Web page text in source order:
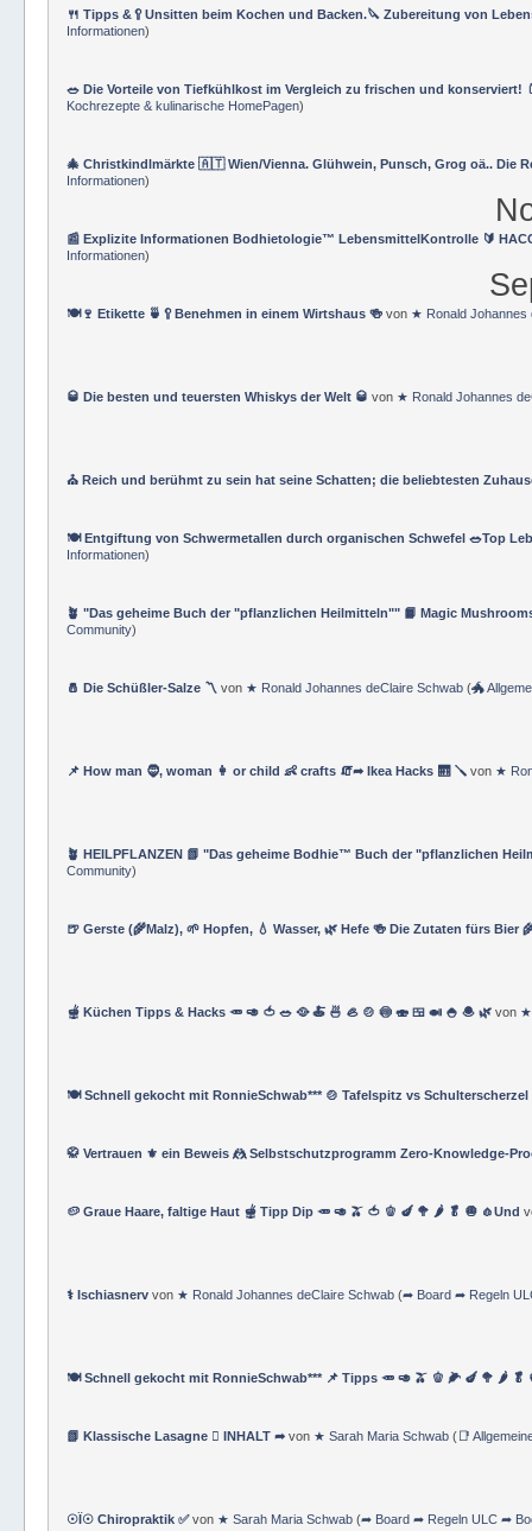
🍴 Tipps &🥄Unsitten beim Kochen und Backen.🔪 Zubereitung von
Informationen)
🥗 Die Vorteile von Tiefkühlkost im Vergleich zu frischen und konserviert!
Kochrezepte & kulinarische HomePagen)
🎄 Christkindlmärkte 🇦🇹 Wien/Vienna. Glühwein, Punsch, Grog oä.. Die
Informationen)
📰 Explizite Informationen Bodhietologie™ LebensmittelKontrolle 🔰
Informationen)
🍽🍷 Etikette 🍵🥄Benehmen in einem Wirtshaus 🍻von ★ Ronald Johannes
🥃 Die besten und teuersten Whiskys der Welt 🥃von ★ Ronald Johannes
⛪ Reich und berühmt zu sein hat seine Schatten; die beliebtesten
🍽 Entgiftung von Schwermetallen durch organischen Schwefel 🥗Top
Informationen)
🪴 "Das geheime Buch der "pflanzlichen Heilmitteln"" 📙 Magic
Community)
🧂 Die Schüßler-Salze 〽von ★ Ronald Johannes deClaire Schwab (🐲
📌 How man 🧔, woman 👩 or child 👶 crafts 🧯➦ Ikea Hacks 🛗 🪛 von ★
🪴 HEILPFLANZEN 📗 "Das geheime Bodhie™ Buch der "pflanzlichen
Community)
🍺 Gerste (🌾Malz), 🌱 Hopfen, 💧 Wasser, 🌿 Hefe 🍻 Die Zutaten fürs Bier
🫕 Küchen Tipps & Hacks 🥕 🥑 🍅 🥗 🥘 🍝 🍜 🦪 🍲 🍥 🍣 🍱 🍛 🍚 🧆 🌿von ★
🍽 Schnell gekocht mit RonnieSchwab*** 🍲 Tafelspitz vs
🥋 Vertrauen ⚜ ein Beweis 🤼 Selbstschutzprogramm Zero-Knowledge-
🥔 Graue Haare, faltige Haut 🫕 Tipp Dip 🥕 🥑 🫒 🍅 🫑 🍆 🥦 🌶 🥬 🧅 🧄Und
⚕ Ischiasnerv von ★ Ronald Johannes deClaire Schwab (➦ Board ➦ Regeln
🍽 Schnell gekocht mit RonnieSchwab*** 📌 Tipps 🥕 🥑 🫒 🫑 🌽 🍆 🥦 🌶 🥬
📗 Klassische Lasagne  INHALT ➦von ★ Sarah Maria Schwab (📑
☉Ï☉ Chiropraktik ✅von ★ Sarah Maria Schwab (➦ Board ➦ Regeln ULC ➦